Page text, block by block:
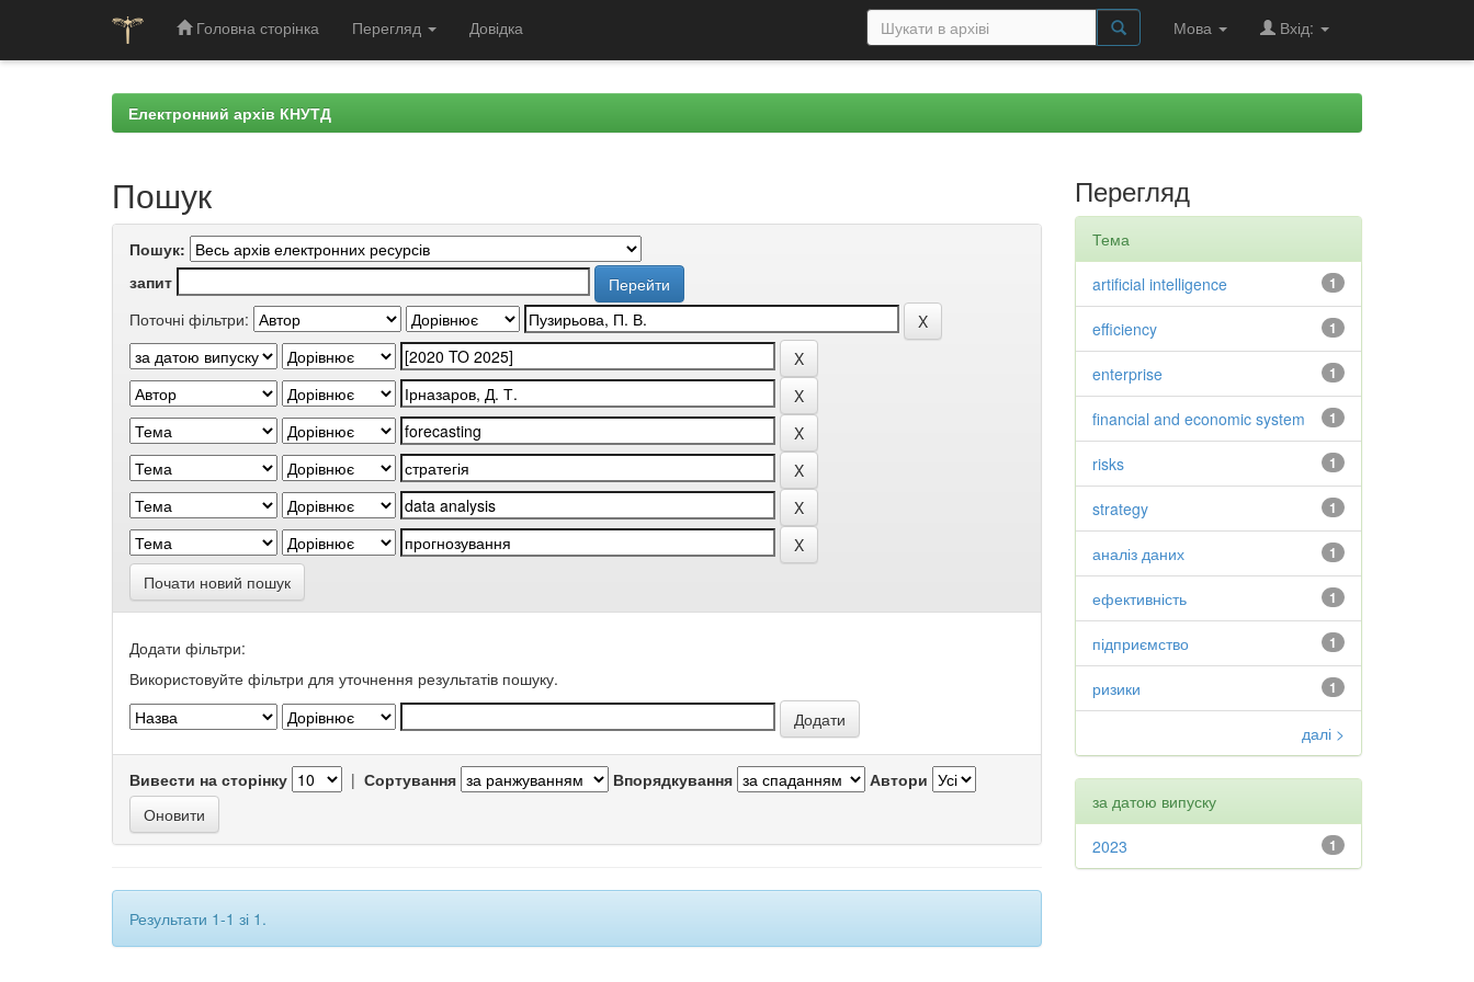
Головна сторінка Перегляд Довідка Мова Вхід:
Електронний архів КНУТД
Пошук
Пошук:
запит
Поточні фільтри:
Почати новий пошук
Додати фільтри:
Використовуйте фільтри для уточнення результатів пошуку.
Вивести на сторінку | Сортування Впорядкування Автори
Результати 1-1 зі 1.
Перегляд
Тема
1
artificial intelligence
1
efficiency
1
enterprise
1
financial and economic system
1
risks
1
strategy
1
аналіз даних
1
ефективність
1
підприємство
1
ризики
далі >
за датою випуску
1
2023